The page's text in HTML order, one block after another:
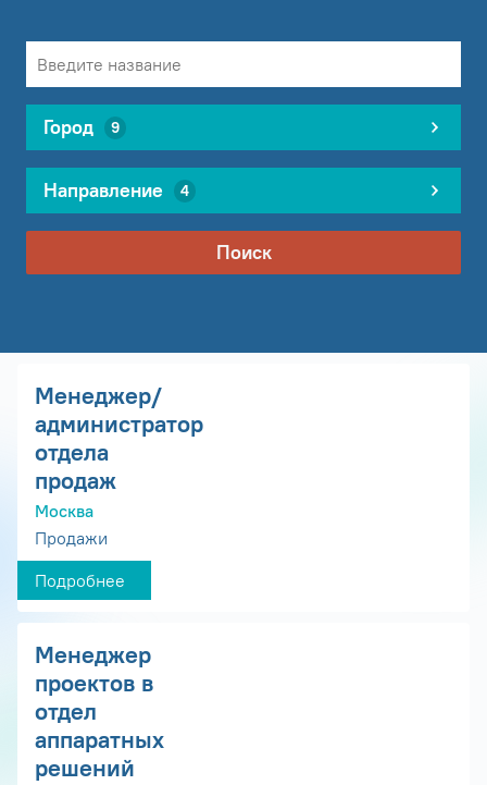
Город 9
Направление 4
Поиск
Менеджер/
администратор
отдела
продаж
Москва
Продажи
Подробнее
Менеджер
проектов в
отдел
аппаратных
решений